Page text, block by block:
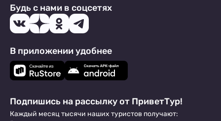
Будь с нами в соцсетях
В приложении удобнее
Подпишись на рассылку от ПриветТур!
Каждый месяц тысячи наших туристов получают: